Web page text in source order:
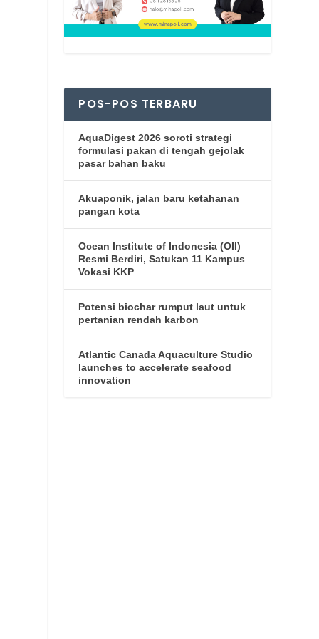
POS-POS TERBARU
AquaDigest 2026 soroti strategi
formulasi pakan di tengah gejolak
pasar bahan baku
Akuaponik, jalan baru ketahanan
pangan kota
Ocean Institute of Indonesia (OII)
Resmi Berdiri, Satukan 11 Kampus
Vokasi KKP
Potensi biochar rumput laut untuk
pertanian rendah karbon
Atlantic Canada Aquaculture Studio
launches to accelerate seafood
innovation